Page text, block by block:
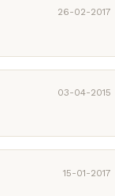
26-02-2017
03-04-2015
15-01-2017